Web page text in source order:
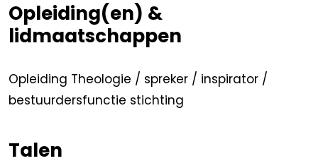
Opleiding(en) &
lidmaatschappen
Opleiding Theologie / spreker / inspirator /
bestuurdersfunctie stichting
Talen